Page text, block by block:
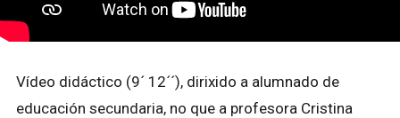
Vídeo didáctico (9´ 12´´), dirixido a alumnado de
educación secundaria, no que a profesora Cristina